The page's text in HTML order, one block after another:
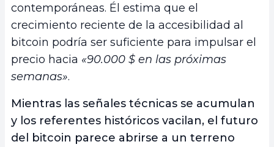
contemporáneas. Él estima que el
crecimiento reciente de la accesibilidad al
bitcoin podría ser suficiente para impulsar el
precio hacia «90.000 $ en las próximas
semanas».
Mientras las señales técnicas se acumulan
y los referentes históricos vacilan, el futuro
del bitcoin parece abrirse a un terreno